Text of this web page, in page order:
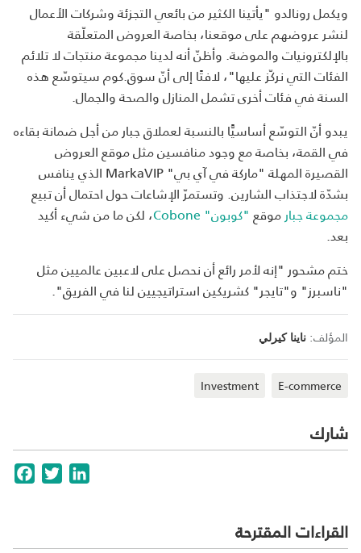
ويكمل رونالدو "يأتينا الكثير من بائعي التجزئة وشركات الأعمال
لنشر عروضهم على موقعنا، بخاصة العروض المتعلّقة
بالإلكترونيات والموضة. وأظنّ أنه لدينا مجموعة منتجات لا تلائم
الفئات التي نركّز عليها"، لافتًا إلى أنّ سوق.كوم سيتوسّع هذه
السنة في فئات أخرى تشمل المنازل والصحة والجمال.
يبدو أنّ التوسّع أساسيًّا بالنسبة لعملاق جبار من أجل ضمانة بقاءه
في القمة، بخاصة مع وجود منافسين مثل موقع العروض
القصيرة المهلة "ماركة في آي بي" MarkaVIP الذي ينافس
بشدّة لاجتذاب الشارين. وتستمرّ الإشاعات حول احتمال أن تبيع
مجموعة جبارموقع"كوبون" Cobone
، لكن ما من شيء أكيد
بعد.
ختم مشحور "إنه لأمر رائع أن نحصل على لاعبين عالميين مثل
"ناسبرز" و"تايجر" كشريكين استراتيجيين لنا في الفريق".
المؤلف: ناينا كيرلي
E-commerce
Investment
شارك
TwitterLinkedIn
القراءات المقترحة